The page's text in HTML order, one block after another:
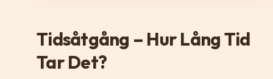
Tidsåtgång – Hur Lång Tid
Tar Det?